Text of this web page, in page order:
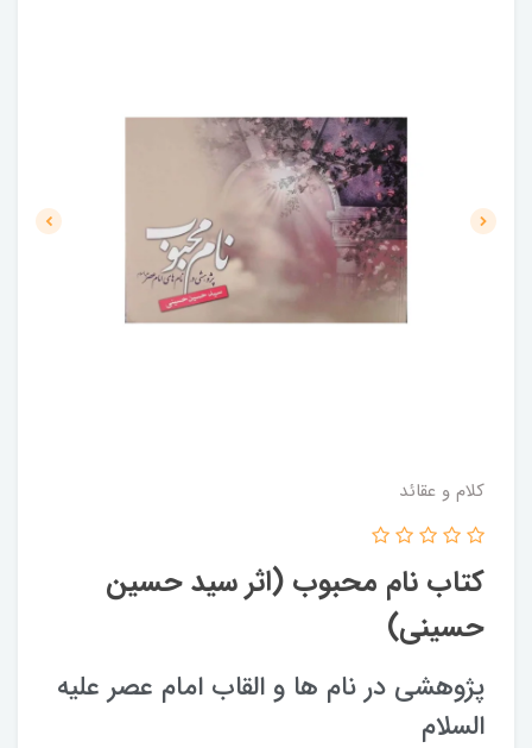
کلام و عقائد
کتاب نام محبوب (اثر سید حسین
حسینی)
پژوهشي در نام ها و القاب امام عصر عليه
السلام